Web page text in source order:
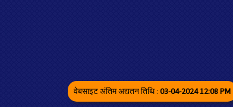
वेबसाइट अंतिम अद्यतन तिथि : 03-04-2024 12:08 PM